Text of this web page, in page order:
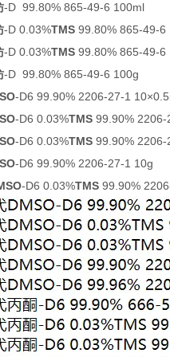
-D 99.80% 865-49-6 100ml
-D 0.03%TMS99.80% 865-49-6
-D 0.03%TMS99.80% 865-49-6
-D 99.80% 865-49-6 100g
-D6 99.90% 2206-27-1
-D6 0.03%TMS99.90% 2206-
-D6 0.03%TMS99.90% 2206-
-D6 99.90% 2206-27-1 10g
-D6 0.03%TMS99.90%